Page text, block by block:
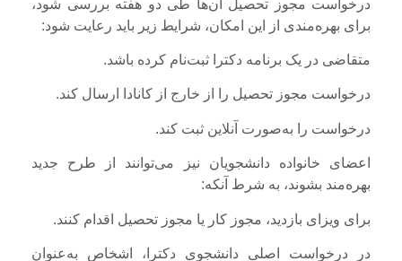
درخواست مجوز تحصیل آن‌ها طی دو هفته بررسی شود،
برای بهره‌مندی از این امکان، شرایط زیر باید رعایت شود:
متقاضی در یک برنامه دکترا ثبت‌نام کرده باشد.
درخواست مجوز تحصیل را از خارج از کانادا ارسال کند.
درخواست را به‌صورت آنلاین ثبت کند.
اعضای خانواده دانشجویان نیز می‌توانند از طرح جدید
بهره‌مند بشوند، به شرط آنکه:
برای ویزای بازدید، مجوز کار یا مجوز تحصیل اقدام کنند.
در درخواست اصلی دانشجوی دکترا، اشخاص به‌عنوان